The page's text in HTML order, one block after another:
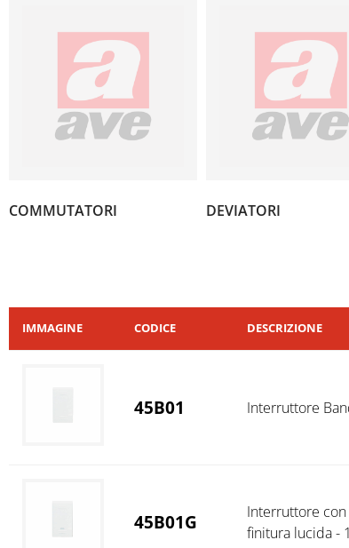
COMMUTATORI DEVIATORI
IMMAGINE CODICE DESCRIZIONE
45B01 Interruttore
45B01G
Interruttore con
finitura lucida -